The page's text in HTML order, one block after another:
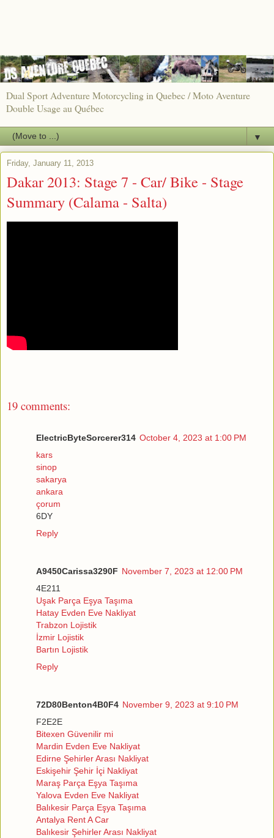
Dual Sport Adventure Motorcycling in Quebec / Moto Aventure
Double Usage au Québec
▼
Friday, January 11, 2013
Dakar 2013: Stage 7 - Car/ Bike - Stage
Summary (Calama - Salta)
19 comments:
ElectricByteSorcerer314 October 4, 2023 at 1:00 PM
kars
sinop
sakarya
ankara
çorum
6DY
Reply
A9450Carissa3290F November 7, 2023 at 12:00 PM
4E211
Uşak Parça Eşya Taşıma
Hatay Evden Eve Nakliyat
Trabzon Lojistik
İzmir Lojistik
Bartın Lojistik
Reply
72D80Benton4B0F4 November 9, 2023 at 9:10 PM
F2E2E
Bitexen Güvenilir mi
Mardin Evden Eve Nakliyat
Edirne Şehirler Arası Nakliyat
Eskişehir Şehir İçi Nakliyat
Maraş Parça Eşya Taşıma
Yalova Evden Eve Nakliyat
Balıkesir Parça Eşya Taşıma
Antalya Rent A Car
Balıkesir Şehirler Arası Nakliyat